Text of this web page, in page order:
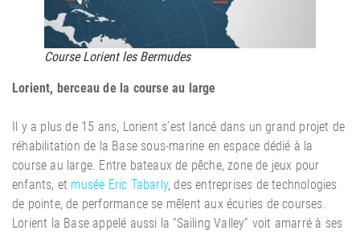
Course Lorient les Bermudes
Lorient, berceau de la course au large
Il y a plus de 15 ans, Lorient s’est lancé dans un grand projet de
réhabilitation de la Base sous-marine en espace dédié à la
course au large. Entre bateaux de pêche, zone de jeux pour
enfants, et musée Eric Tabarly, des entreprises de technologies
de pointe, de performance se mêlent aux écuries de courses.
Lorient la Base appelé aussi la “Sailing Valley” voit amarré à ses